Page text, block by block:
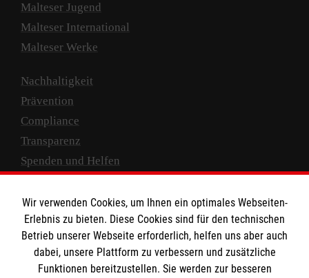
Malteser Jugend
Malteser International
Malteser Werke
Nachhaltigkeit
Prävention
Compliance
Transparenz
Spenden und Helfen
Empfänger: Malteser Hilfsdienst e.V.
IBAN: DE10 3706 0120 1201 2000 12
BIC: GENODED 1PA7
Wir verwenden Cookies, um Ihnen ein optimales Webseiten-
Erlebnis zu bieten. Diese Cookies sind für den technischen
Betrieb unserer Webseite erforderlich, helfen uns aber auch
dabei, unsere Plattform zu verbessern und zusätzliche
Funktionen bereitzustellen. Sie werden zur besseren